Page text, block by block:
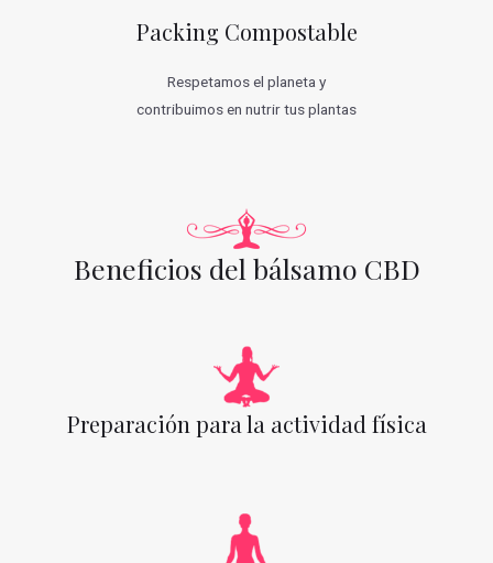
Packing Compostable
Respetamos el planeta y
contribuimos en nutrir tus plantas
Beneficios del bálsamo CBD
Preparación para la actividad física